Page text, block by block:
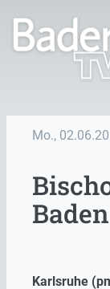
Mo.,
Baden
Karlsruhe